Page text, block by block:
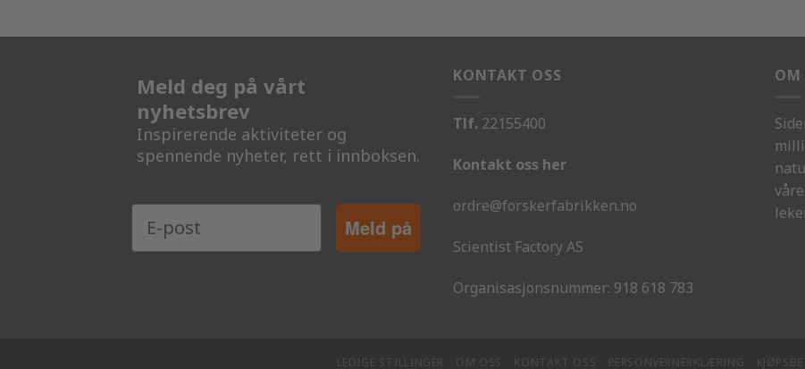
Meld deg på vårt
nyhetsbrev
Inspirerende aktiviteter og
spennende nyheter, rett i innboksen.
Meld på
KONTAKT OSS
Tlf. 22155400
Kontakt oss her
ordre@forskerfabrikken.no
Scientist Factory AS
Organisasjonsnummer: 918 618 783
OM
LEDIGE STILLINGER OM OSS KONTAKT OSS PERSONVERNERKLÆRING